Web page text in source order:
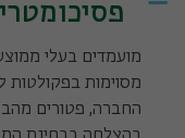
מועמדים בעלי
מסוימות בפקולטות
החברה, פטורים